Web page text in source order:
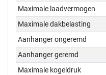
Maximale laadvermogen
Maximale dakbelasting
Aanhanger ongeremd
Aanhanger geremd
Maximale kogeldruk